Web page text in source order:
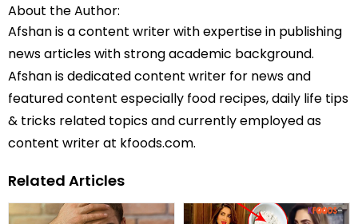
About the Author:
Afshan is a content writer with expertise in publishing
news articles with strong academic background.
Afshan is dedicated content writer for news and
featured content especially food recipes, daily life tips
& tricks related topics and currently employed as
content writer at kfoods.com.
Related Articles